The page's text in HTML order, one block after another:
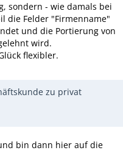
sondern - wie damals bei
die Felder "Firmenname"
und die Portierung von
wird.
flexibler.
zu privat
bin dann hier auf die